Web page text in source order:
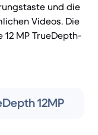
und die
Videos. Die
MP TrueDepth-
12MP